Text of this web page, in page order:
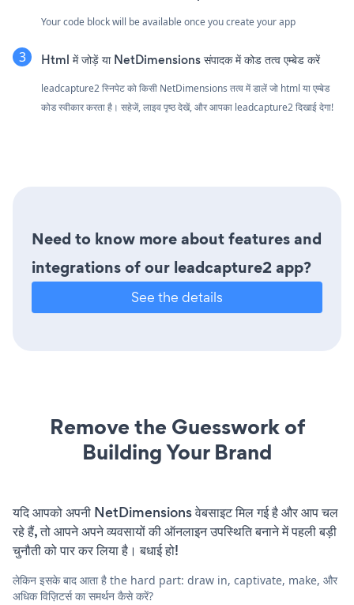
Your code block will be available once you create your app
Html में जोड़ें या NetDimensions संपादक में कोड तत्व एम्बेड करें
leadcapture2 स्निपेट को किसी NetDimensions तत्व में डालें जो html या एम्बेड
कोड स्वीकार करता है। सहेजें, लाइव पृष्ठ देखें, और आपका leadcapture2 दिखाई देगा!
Need to know more about features and
integrations of our leadcapture2 app?
See the details
Remove the Guesswork of
Building Your Brand
यदि आपको अपनी NetDimensions वेबसाइट मिल गई है और आप चल
रहे हैं, तो आपने अपने व्यवसायों की ऑनलाइन उपस्थिति बनाने में पहली बड़ी
चुनौती को पार कर लिया है। बधाई हो!
लेकिन इसके बाद आता है the hard part: draw in, captivate, make, और
अधिक विज़िटर्स का समर्थन कैसे करें?